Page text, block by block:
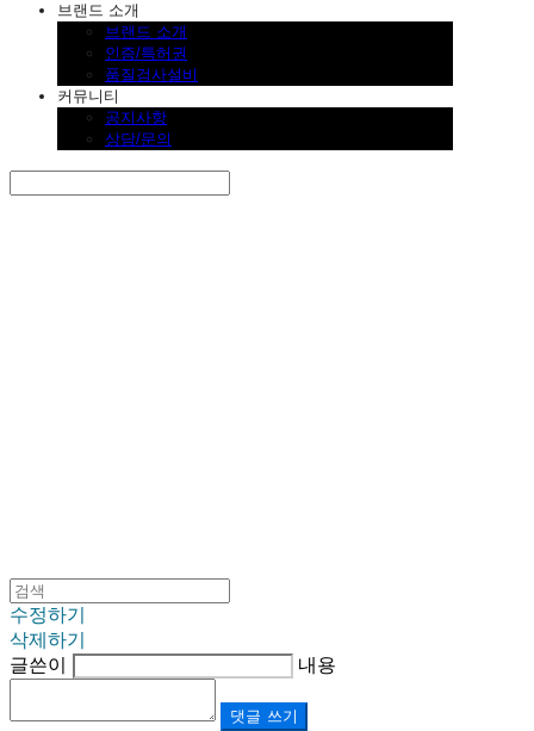
브랜드 소개
브랜드 소개
인증/특허권
품질검사설비
커뮤니티
공지사항
상담/문의
수정하기
삭제하기
글쓴이
내용
댓글 쓰기